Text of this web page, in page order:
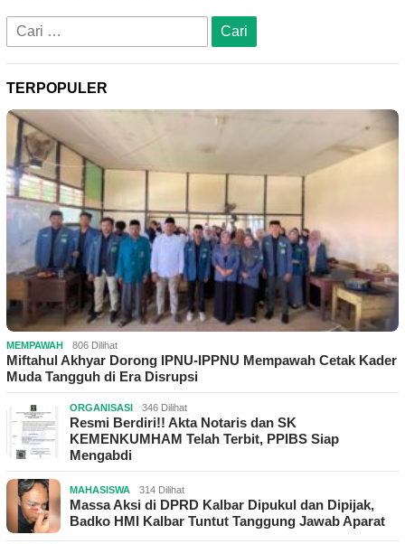
Cari
untuk:
TERPOPULER
MEMPAWAH 806 Dilihat
Miftahul Akhyar Dorong IPNU-IPPNU Mempawah Cetak Kader
Muda Tangguh di Era Disrupsi
ORGANISASI 346 Dilihat
Resmi Berdiri!! Akta Notaris dan SK
KEMENKUMHAM Telah Terbit, PPIBS Siap
Mengabdi
MAHASISWA 314 Dilihat
Massa Aksi di DPRD Kalbar Dipukul dan Dipijak,
Badko HMI Kalbar Tuntut Tanggung Jawab Aparat